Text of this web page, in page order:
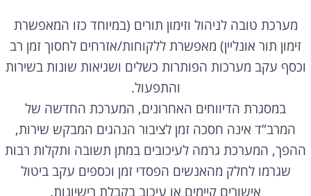
מערכת טובה לניהול וזימון תורים (במיוחד כזו המאפשרת
זימון תור אונליין) מאפשרת ללקוחות/אזרחים לחסוך זמן רב
וכסף עקב מערכות הפותרות כשלים ושגיאות שונות בשירות
והתפעול.
במסגרת הדיווחים האחרונים, המערכת החדשה של
המרב”ד אינה חסכה זמן לציבור הנהגים המבקש שירות,
ההפך, המערכת גרמה לעיכובים במתן תשובה ותקלות רבות
שגרמו לחלק מהאנשים הפסדי זמן וכספים עקב ביטול
אישורים קיימים או עיכוב בקבלת רישיונות.